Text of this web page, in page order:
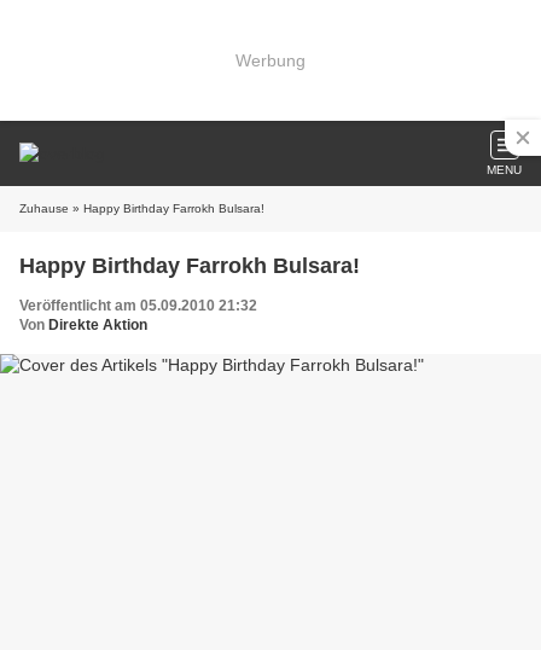
Werbung
MENU
Zuhause » Happy Birthday Farrokh Bulsara!
Happy Birthday Farrokh Bulsara!
Veröffentlicht am 05.09.2010 21:32
Von Direkte Aktion